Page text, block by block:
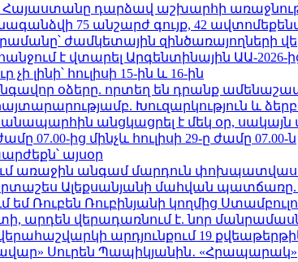
դարձավ աշխարհի
75 անշարժ գույք, 42
ժամկետային զինծառայողների
է վտարել Արգենտինային ԱԱ-2026-
լինի՝ հուլիսի 15-ին և 16-ին
օձերը. որտեղ են դրանք
Խուզարկություն և
անցկացրել է մեկ օր, սակայն
07.00-ից մինչև հուլիսի 29-ը ժամը 07.00-ն
այսօր
առաջին անգամ մարդուն
Ալեքսանյանի մահվան
Ռուբեն Ռուբինյանի կողմից
արդեն վերադառնում է. նոր
արդյունքում 19
Սուրեն Պապիկյանին․ «Հրապարակ»